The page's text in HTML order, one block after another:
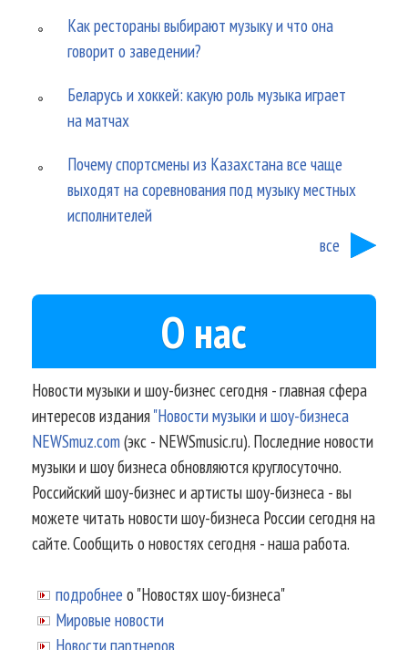
Как рестораны выбирают музыку и что она
говорит о заведении?
Беларусь и хоккей: какую роль музыка играет
на матчах
Почему спортсмены из Казахстана все чаще
выходят на соревнования под музыку местных
исполнителей
все
О нас
Новости музыки и шоу-бизнес сегодня - главная сфера
интересов издания"Новости музыки и шоу-бизнеса
NEWSmuz.com(экс - NEWSmusic.ru). Последние новости
музыки и шоу бизнеса обновляются круглосуточно.
Российский шоу-бизнес и артисты шоу-бизнеса - вы
можете читать новости шоу-бизнеса России сегодня на
сайте. Сообщить о новостях сегодня - наша работа.
подробнее о "Новостях шоу-бизнеса"
Мировые новости
Новости партнеров